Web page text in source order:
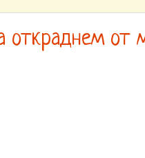
откраднем от